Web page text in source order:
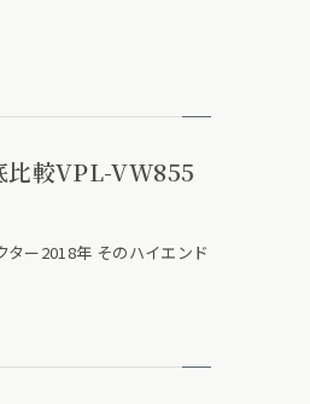
比較VPL-VW855
ー2018年 そのハイエンド